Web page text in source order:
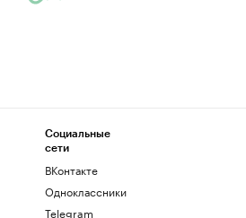
Социальные
сети
ВКонтакте
Одноклассники
Telegram